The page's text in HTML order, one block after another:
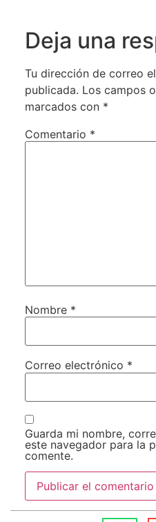
Deja una
Tu dirección de correo
publicada. Los campos
marcados con *
Comentario *
Nombre *
Correo electrónico *
Guarda mi nombre,
este navegador para la
comente.